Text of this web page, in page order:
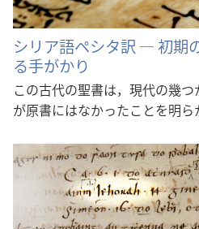
シリア語ペシタ訳 ― 初期
る手がかり
この古代の聖書は，現代の幾
が原書にはなかったことを明ら